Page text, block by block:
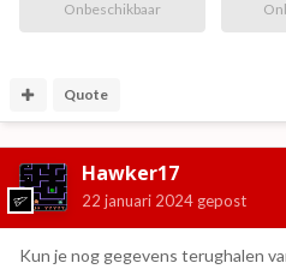
Onbeschikbaar
Quote
Hawker17
22 januari 2024 gepost
Kun je nog gegevens terughalen